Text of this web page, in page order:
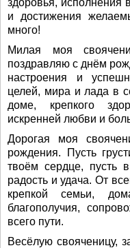
здоровья, исполнения
и достижения
много!
Милая моя
поздравляю с днём
настроения и
целей, мира и лада в
доме, крепкого
искренней любви и
Дорогая моя
рождения. Пусть
твоём сердце, пусть
радость и удача. От
крепкой семьи,
благополучия,
всего пути.
Весёлую свояченицу,